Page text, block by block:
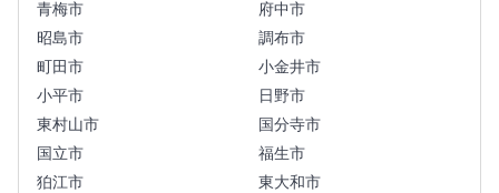
青梅市
府中市
昭島市
調布市
町田市
小金井市
小平市
日野市
東村山市
国分寺市
国立市
福生市
狛江市
東大和市